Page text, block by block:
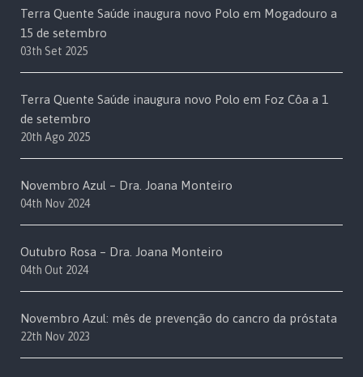
Terra Quente Saúde inaugura novo Polo em Mogadouro a
15 de setembro
03th Set 2025
Terra Quente Saúde inaugura novo Polo em Foz Côa a 1
de setembro
20th Ago 2025
Novembro Azul – Dra. Joana Monteiro
04th Nov 2024
Outubro Rosa – Dra. Joana Monteiro
04th Out 2024
Novembro Azul: mês de prevenção do cancro da próstata
22th Nov 2023